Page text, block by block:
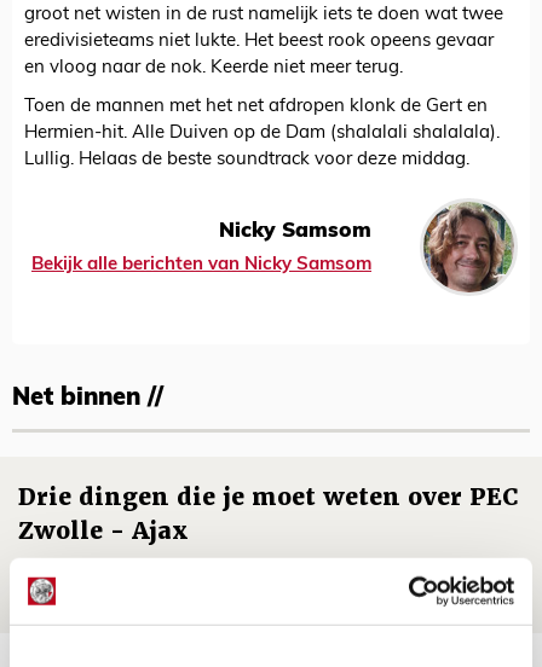
groot net wisten in de rust namelijk iets te doen wat twee
eredivisieteams niet lukte. Het beest rook opeens gevaar
en vloog naar de nok. Keerde niet meer terug.
Toen de mannen met het net afdropen klonk de Gert en
Hermien-hit. Alle Duiven op de Dam (shalalali shalalala).
Lullig. Helaas de beste soundtrack voor deze middag.
Nicky Samsom
Bekijk alle berichten van Nicky Samsom
Net binnen //
Drie dingen die je moet weten over PEC
Zwolle - Ajax
NIEUWS